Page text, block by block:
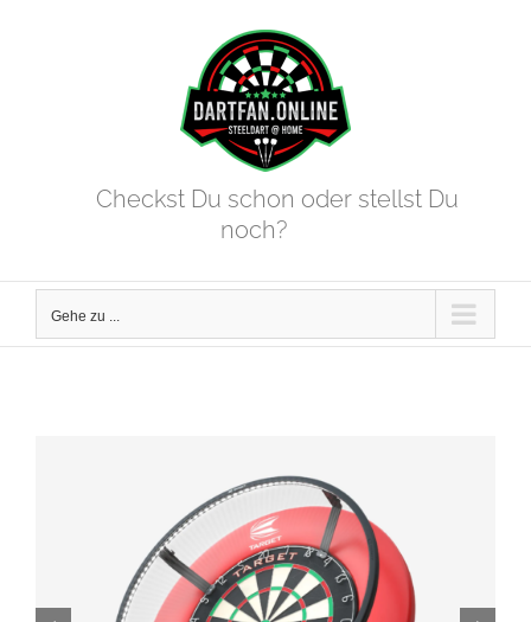
Checkst Du schon oder stellst Du
noch?
Gehe zu ...